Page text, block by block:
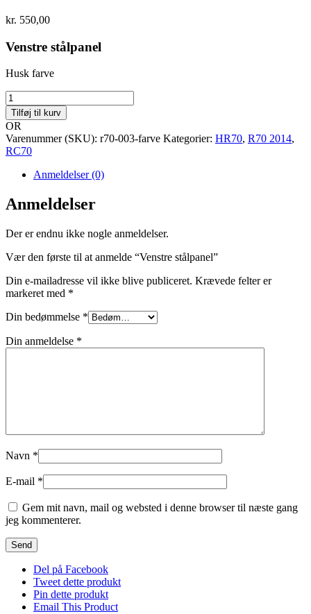
kr. 550,00
Venstre stålpanel
Husk farve
Venstre
stålpanel
antal
Tilføj til kurv
OR
Varenummer (SKU): r70-003-farve Kategorier: HR70, R70 2014,
RC70
Anmeldelser (0)
Anmeldelser
Der er endnu ikke nogle anmeldelser.
Vær den første til at anmelde “Venstre stålpanel”
Din e-mailadresse vil ikke blive publiceret. Krævede felter er
markeret med *
Din bedømmelse *
Din anmeldelse *
Navn *
E-mail *
Gem mit navn, mail og websted i denne browser til næste gang
jeg kommenterer.
Del på Facebook
Tweet dette produkt
Pin dette produkt
Email This Product